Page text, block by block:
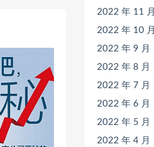
2022 年 11 月
2022 年 10 月
2022 年 9 月
2022 年 8 月
2022 年 7 月
2022 年 6 月
2022 年 5 月
2022 年 4 月